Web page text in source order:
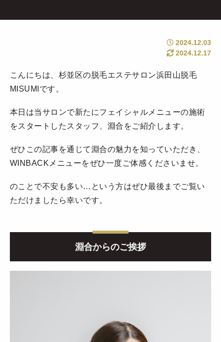
2024.12.03
2024.12.17
こんにちは、杉並区の脱毛エステサロン浜田山脱毛
MISUMIです。
本日は当サロンで新たにフェイシャルメニューの施術
をスタートしたスタッフ、淵合をご紹介します。
ぜひこの記事を通じて淵合の魅力を知っていただき、
WINBACKメニューをぜひ一度ご体感くださいませ。
のことで不安も多い…という方はぜひ最後までご覧い
ただけましたら幸いです。
淵合からのご挨拶